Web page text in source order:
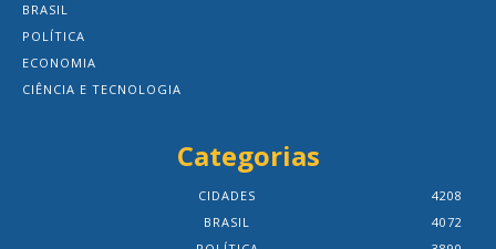
BRASIL
POLÍTICA
ECONOMIA
CIÊNCIA E TECNOLOGIA
Categorias
CIDADES
4208
BRASIL
4072